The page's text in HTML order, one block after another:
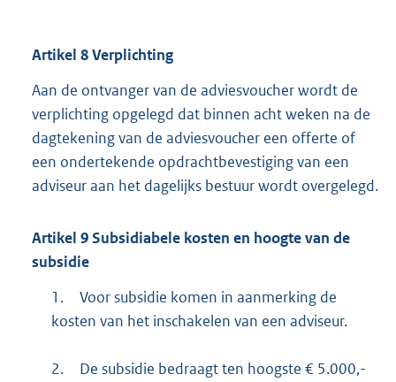
Artikel 8Verplichting
Aan de ontvanger van de adviesvoucher wordt de
verplichting opgelegd dat binnen acht weken na de
dagtekening van de adviesvoucher een offerte of
een ondertekende opdrachtbevestiging van een
adviseur aan het dagelijks bestuur wordt overgelegd.
Artikel 9Subsidiabele kosten en hoogte van de
subsidie
1.
Voor subsidie komen in aanmerking de
kosten van het inschakelen van een adviseur.
2.
De subsidie bedraagt ten hoogste € 5.000,-